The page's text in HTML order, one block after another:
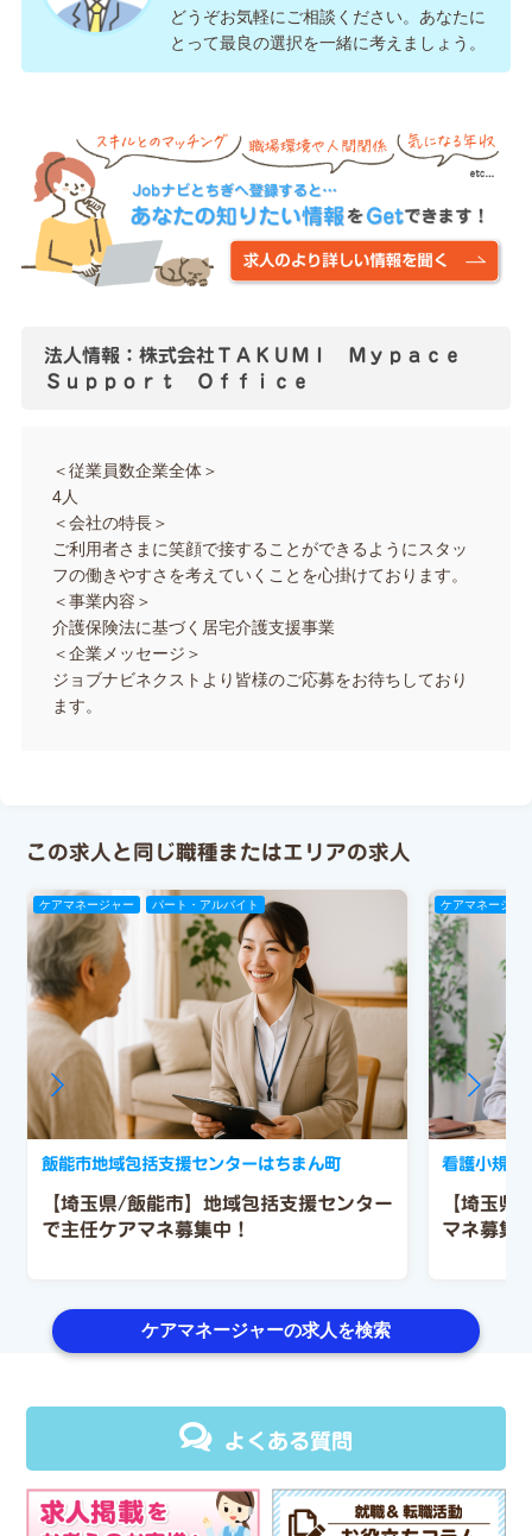
どうぞお気軽にご相談ください。あなたに
とって最良の選択を一緒に考えましょう。
法人情報：株式会社ＴＡＫＵＭＩ Ｍｙｐａｃｅ
Ｓｕｐｐｏｒｔ Ｏｆｆｉｃｅ
＜従業員数企業全体＞
4人
＜会社の特長＞
ご利用者さまに笑顔で接することができるようにスタッ
フの働きやすさを考えていくことを心掛けております。
＜事業内容＞
介護保険法に基づく居宅介護支援事業
＜企業メッセージ＞
ジョブナビネクストより皆様のご応募をお待ちしており
ます。
この求人と同じ職種またはエリアの求人
ケアマネージャー パート・アルバイト
【埼玉県/飯能市】地域包括支援センター
で主任ケアマネ募集中！
飯能市地域包括支援センターはちまん町
ケアマネージャ
【埼玉県
マネ募集
看護小規
ケアマネージャーの求人を検索
よくある質問